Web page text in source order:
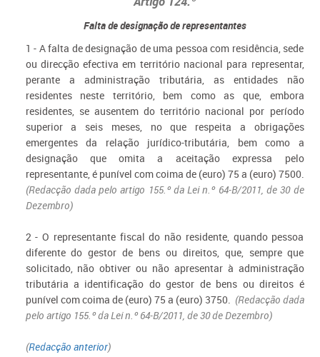
Falta de designação de representantes
1 - A falta de designação de uma pessoa com residência, sede
ou direcção efectiva em território nacional para representar,
perante a administração tributária, as entidades não
residentes neste território, bem como as que, embora
residentes, se ausentem do território nacional por período
superior a seis meses, no que respeita a obrigações
emergentes da relação jurídico-tributária, bem como a
designação que omita a aceitação expressa pelo
representante, é punível com coima de (euro) 75 a (euro) 7500.
(Redacção dada pelo artigo 155.º da Lei n.º 64-B/2011, de 30 de
Dezembro)
2 - O representante fiscal do não residente, quando pessoa
diferente do gestor de bens ou direitos, que, sempre que
solicitado, não obtiver ou não apresentar à administração
tributária a identificação do gestor de bens ou direitos é
punível com coima de (euro) 75 a (euro) 3750. (Redacção dada
pelo artigo 155.º da Lei n.º 64-B/2011, de 30 de Dezembro)
(Redacção anterior)